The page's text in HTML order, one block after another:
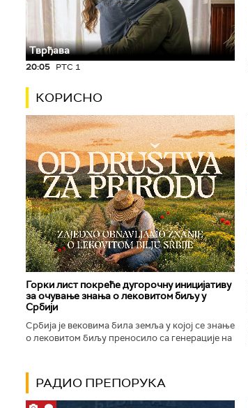
Тврђава
20:05 РТС 1
КОРИСНО
Горки лист покреће дугорочну иницијативу
за очување знања о лековитом биљу у
Србији
Србија је вековима била земља у којој се знање
о лековитом биљу преносило са генерације на
РАДИО ПРЕПОРУКА